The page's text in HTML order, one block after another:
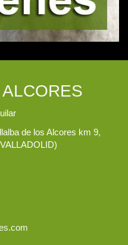
de los Alcores km 9,